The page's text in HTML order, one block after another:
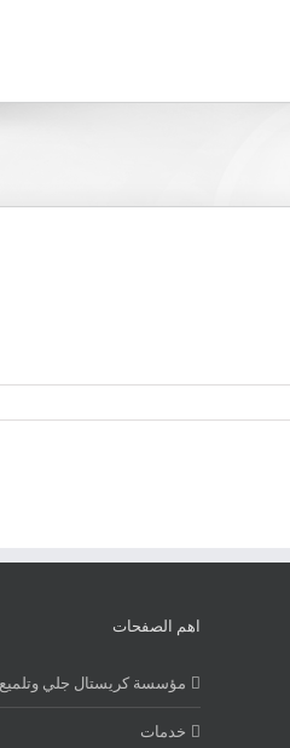
اهم الصفحات
مؤسسة كريستال جلي
خدمات